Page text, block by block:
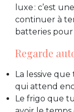
luxe : c’est
continuer à
batteries
Regarde
La lessive
qui attend
Le frigo que